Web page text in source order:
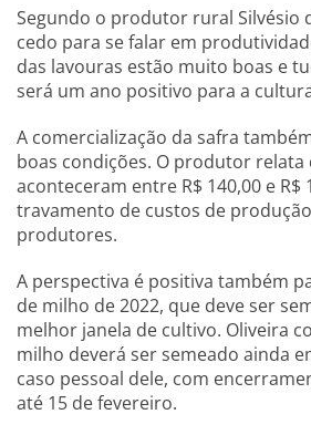
Segundo o produtor rural Silvésio
cedo para se falar em
das lavouras estão muito boas e
será um ano positivo para a
A comercialização da safra
boas condições. O produtor relata
aconteceram entre R$ 140,00 e R$
travamento de custos de
produtores.
A perspectiva é positiva também
de milho de 2022, que deve ser
melhor janela de cultivo. Oliveira
milho deverá ser semeado ainda
caso pessoal dele, com
até 15 de fevereiro.